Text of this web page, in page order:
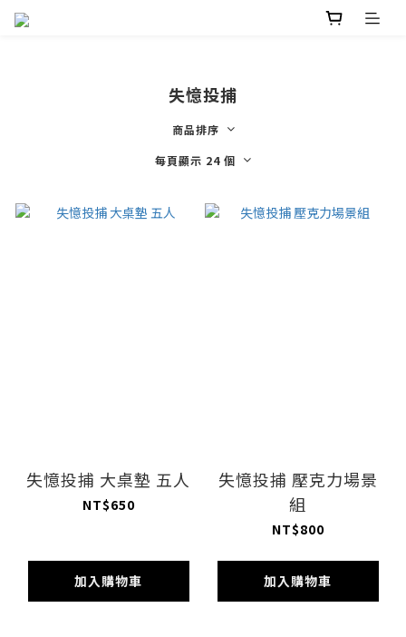
失憶投捕
商品排序
每頁顯示 24 個
失憶投捕 大桌墊 五人
NT$650
加入購物車
失憶投捕 壓克力場景
組
NT$800
加入購物車